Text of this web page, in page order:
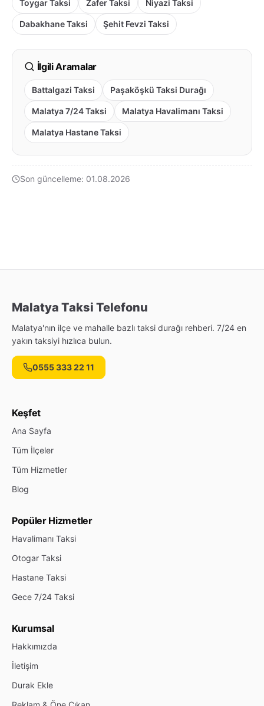
Toygar Taksi Zafer Taksi Niyazi Taksi
Dabakhane Taksi Şehit Fevzi Taksi
İlgili Aramalar
Battalgazi Taksi Paşaköşkü Taksi Durağı
Malatya 7/24 Taksi Malatya Havalimanı Taksi
Malatya Hastane Taksi
Son güncelleme: 01.08.2026
Malatya Taksi Telefonu
Malatya'nın ilçe ve mahalle bazlı taksi durağı rehberi. 7/24 en
yakın taksiyi hızlıca bulun.
0555 333 22 11
Keşfet
Ana Sayfa
Tüm İlçeler
Tüm Hizmetler
Blog
Popüler Hizmetler
Havalimanı Taksi
Otogar Taksi
Hastane Taksi
Gece 7/24 Taksi
Kurumsal
Hakkımızda
İletişim
Durak Ekle